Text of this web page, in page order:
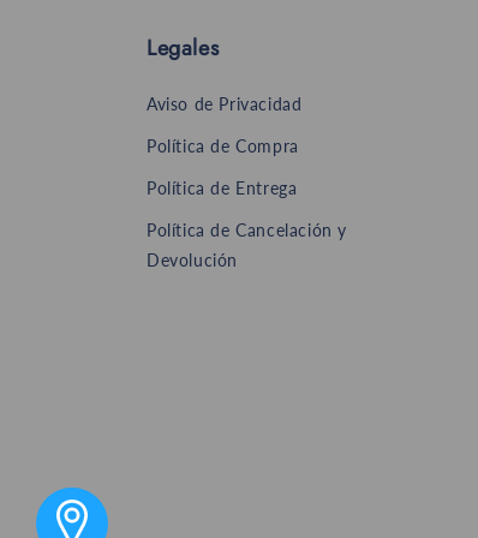
Legales
Aviso de Privacidad
Política de Compra
Política de Entrega
Política de Cancelación y
Devolución